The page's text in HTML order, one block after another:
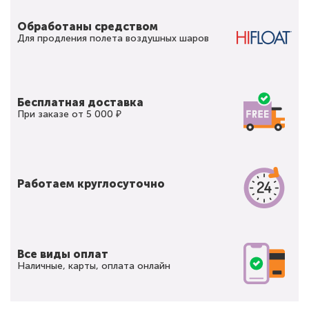
Обработаны средством
Для продления полета воздушных шаров
Бесплатная доставка
При заказе от 5 000 ₽
Работаем круглосуточно
Все виды оплат
Наличные, карты, оплата онлайн